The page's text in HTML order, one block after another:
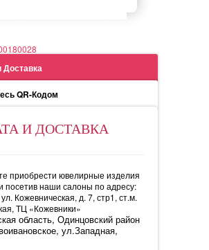
Доставка
QR-Кодом
И ДОСТАВКА
приобрести ювелирные изделия
посетив наши салоны по адресу:
Кожевническая, д. 7, стр1, ст.м.
ТЦ «Кожевники»
область, Одинцовский район
ул.Западная,